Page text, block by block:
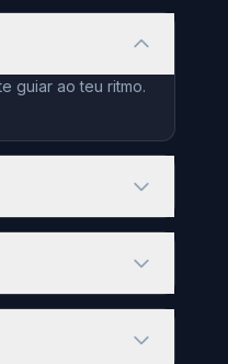
guiar ao teu ritmo.